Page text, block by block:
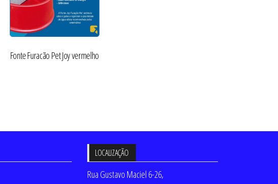
Fonte Furacão Pet Joy vermelho
LOCALIZAÇÃO
Rua Gustavo Maciel 6-26,